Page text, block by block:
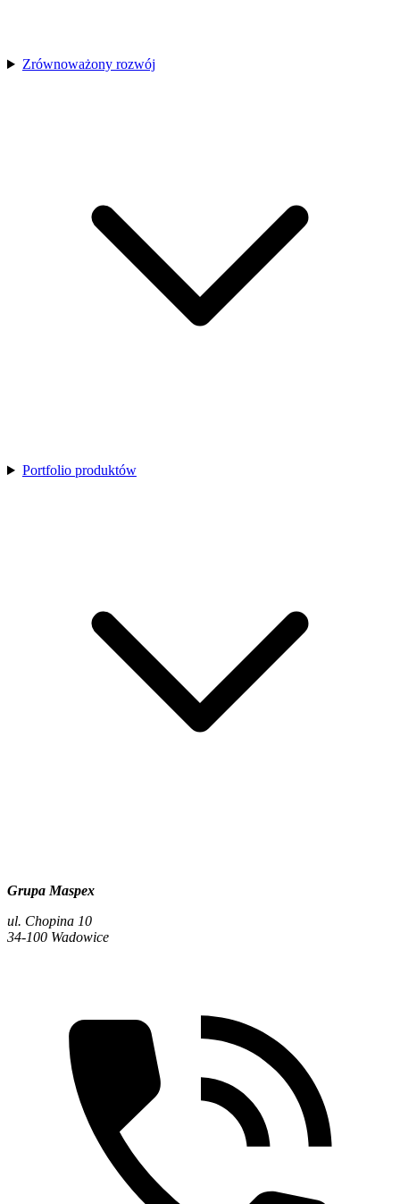
Zrównoważony rozwój
Portfolio produktów
Grupa Maspex
ul. Chopina 10
34-100 Wadowice